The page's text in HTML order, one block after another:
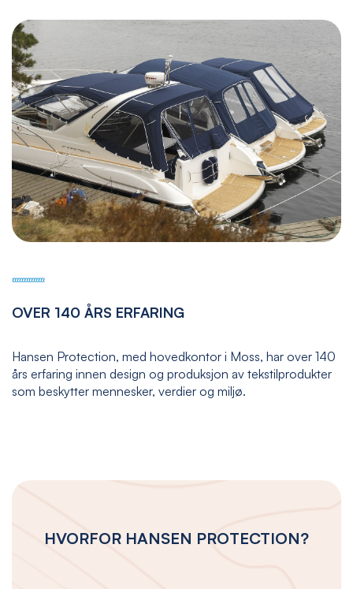
OVER 140 ÅRS ERFARING
Hansen Protection, med hovedkontor i Moss, har over 140
års erfaring innen design og produksjon av tekstilprodukter
som beskytter mennesker, verdier og miljø.
HVORFOR HANSEN PROTECTION?